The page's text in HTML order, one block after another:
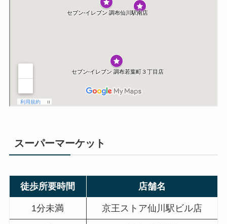
スーパーマーケット
徒歩所要時間 店舗名
1分未満 京王ストア仙川駅ビル店